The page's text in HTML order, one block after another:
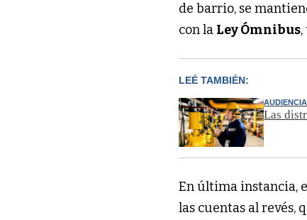
de barrio, se
con la Ley Ómnibus
LEÉ TAMBIÉN:
Las
En última instancia,
las cuentas al revés,